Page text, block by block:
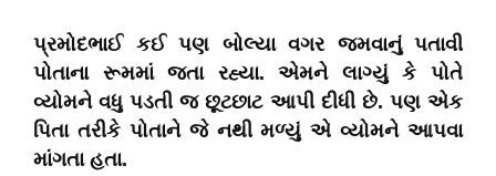
પ્રમોદભાઈ કઈ પણ બોલ્યા વગર જમવાનું પતાવી
પોતાના રૂમમાં જતા રહ્યા. એમને લાગ્યું કે પોતે
વ્યોમને વધુ પડતી જ છૂટછાટ આપી દીધી છે. પણ એક
પિતા તરીકે પોતાને જે નથી મળ્યું એ વ્યોમને આપવા
માંગતા હતા.